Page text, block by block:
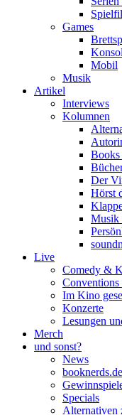
Games
Mobil
Musik
Artikel
Interviews
Kolumnen
Der
Hörst
Musik
Live
Comedy &
Conventions
Im Kino
Konzerte
Lesungen
Merch
und sonst?
News
Specials
Alternativen